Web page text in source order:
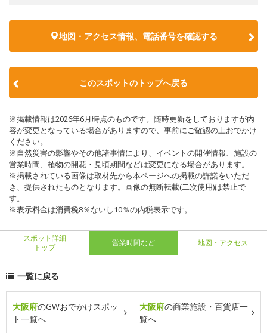
地図・アクセス情報、電話番号を確認する
このスポットのトップへ戻る
※掲載情報は2026年6月時点のものです。随時更新をしておりますが内
容が変更となっている場合がありますので、事前にご確認の上おでかけ
ください。
※自然災害の影響やその他諸事情により、イベントの開催情報、施設の
営業時間、植物の開花・見頃期間などは変更になる場合があります。
※掲載されている画像は取材先から本ページへの掲載の許諾をいただ
き、提供されたものとなります。画像の無断転載(二次使用)は禁止で
す。
※表示料金は消費税8％ないし10％の内税表示です。
スポット詳細
トップ
営業時間など 地図・アクセス
一覧に戻る
大阪府のGWおでかけスポッ
ト一覧へ
大阪府の商業施設・百貨店一
覧へ